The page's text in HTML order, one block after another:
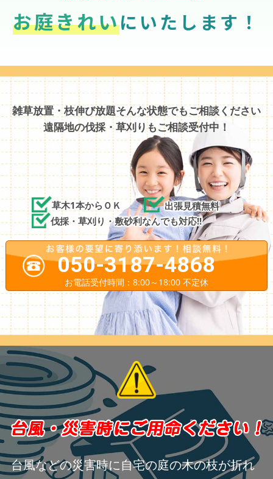
お庭きれいにいたします！
雑草放置・枝伸び放題そんな状態でもご相談ください
遠隔地の伐採・草刈りもご相談受付中！
草木1本からＯＫ
出張見積無料
伐採・草刈り・敷砂利なんでも対応!!
050-3187-4868
お電話受付時間：8:00～18:00 不定休
台風などの災害時に自宅の庭の木の枝が折れ